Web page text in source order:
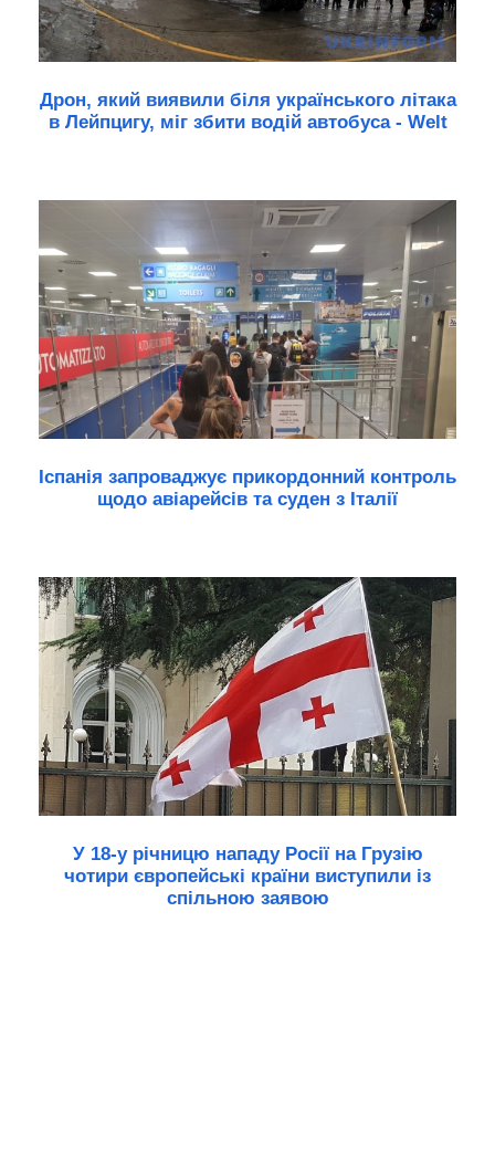
Дрон, який виявили біля українського літака
в Лейпцигу, міг збити водій автобуса - Welt
Іспанія запроваджує прикордонний контроль
щодо авіарейсів та суден з Італії
У 18-у річницю нападу Росії на Грузію
чотири європейські країни виступили із
спільною заявою